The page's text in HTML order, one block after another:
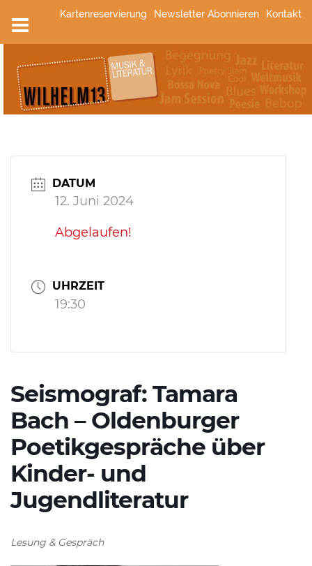
Inhalt
springen
Kartenreservierung Newsletter Abonnieren Kontakt
DATUM
12. Juni 2024
Abgelaufen!
UHRZEIT
19:30
Seismograf: Tamara
Bach – Oldenburger
Poetikgespräche über
Kinder- und
Jugendliteratur
Lesung & Gespräch